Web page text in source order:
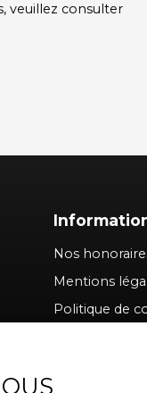
veuillez consulter
Nos
Mentions
Politique de